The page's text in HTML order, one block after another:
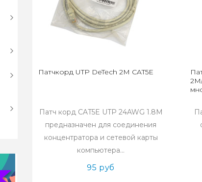
Патчкорд UTP DeTech 2M CAT5E
Патч корд CAT5E UTP 24AWG 1.8M
предназначен для соединения
концентратора и сетевой карты
компьютера...
95 руб